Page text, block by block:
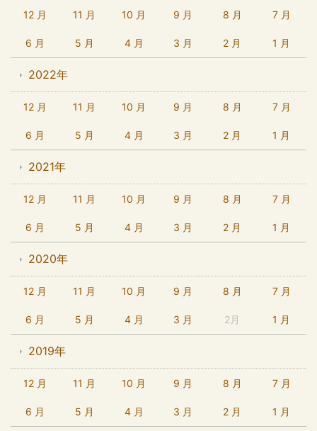
12 月 11 月 10 月 9 月 8 月 7 月
6 月 5 月 4 月 3 月 2 月 1 月
2022年
12 月 11 月 10 月 9 月 8 月 7 月
6 月 5 月 4 月 3 月 2 月 1 月
2021年
12 月 11 月 10 月 9 月 8 月 7 月
6 月 5 月 4 月 3 月 2 月 1 月
2020年
12 月 11 月 10 月 9 月 8 月 7 月
6 月 5 月 4 月 3 月 2月 1 月
2019年
12 月 11 月 10 月 9 月 8 月 7 月
6 月 5 月 4 月 3 月 2 月 1 月